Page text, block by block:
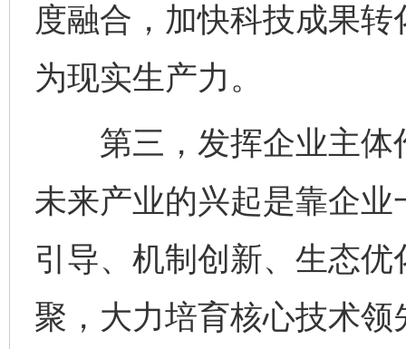
度融合，加快科技成果
为现实生产力。
第三，发挥企业主体
未来产业的兴起是靠企
引导、机制创新、生态
聚，大力培育核心技术